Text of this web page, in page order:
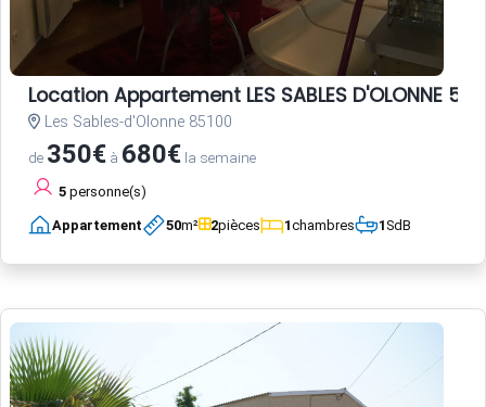
Location Appartement LES SABLES D'OLONNE 5
Les Sables-d'Olonne 85100
de 350€ à 680€ la semaine
5 personne(s)
Appartement 50m² 2pièces 1chambres 1SdB